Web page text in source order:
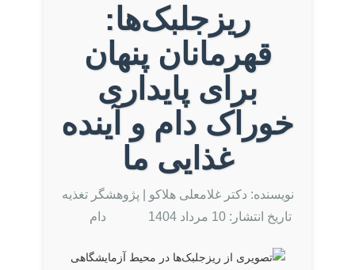
ریزجلبک‌ها:
قهرمانان پنهان
برای پایداری
خوراک دام و آینده
غذایی ما
نویسنده: دکتر غلامعلی هلاکو | پژوهشگر تغذیه
دام
تاریخ انتشار: 10 مرداد 1404